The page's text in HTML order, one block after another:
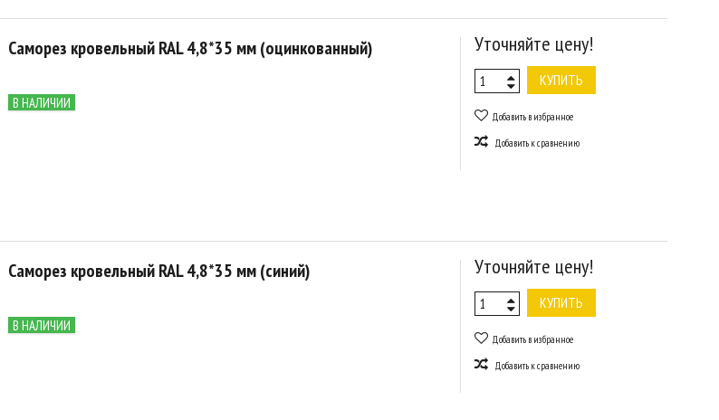
Саморез кровельный RAL 4,8*35 мм (оцинкованный)
В НАЛИЧИИ
Уточняйте цену!
КУПИТЬ
Добавить в избранное
Добавить к сравнению
Саморез кровельный RAL 4,8*35 мм (синий)
В НАЛИЧИИ
Уточняйте цену!
КУПИТЬ
Добавить в избранное
Добавить к сравнению